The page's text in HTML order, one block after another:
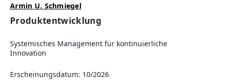
Armin U. Schmiegel
Produktentwicklung
Systemisches Management für kontinuierliche
Innovation
Erscheinungsdatum: 10/2026